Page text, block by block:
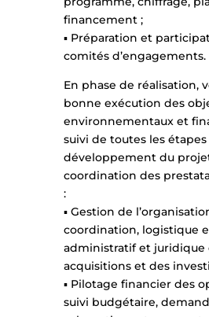
financement ;
▪ Préparation et
comités d’engagements.
En phase de réalisation,
bonne exécution des
environnementaux et
suivi de toutes les étapes
développement du
coordination des
:
▪ Gestion de
coordination, logistique
administratif et juridique
acquisitions et des
▪ Pilotage financier des
suivi budgétaire,